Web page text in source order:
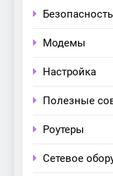
Безопасность
Модемы
Настройка
Полезные
Роутеры
Сетевое